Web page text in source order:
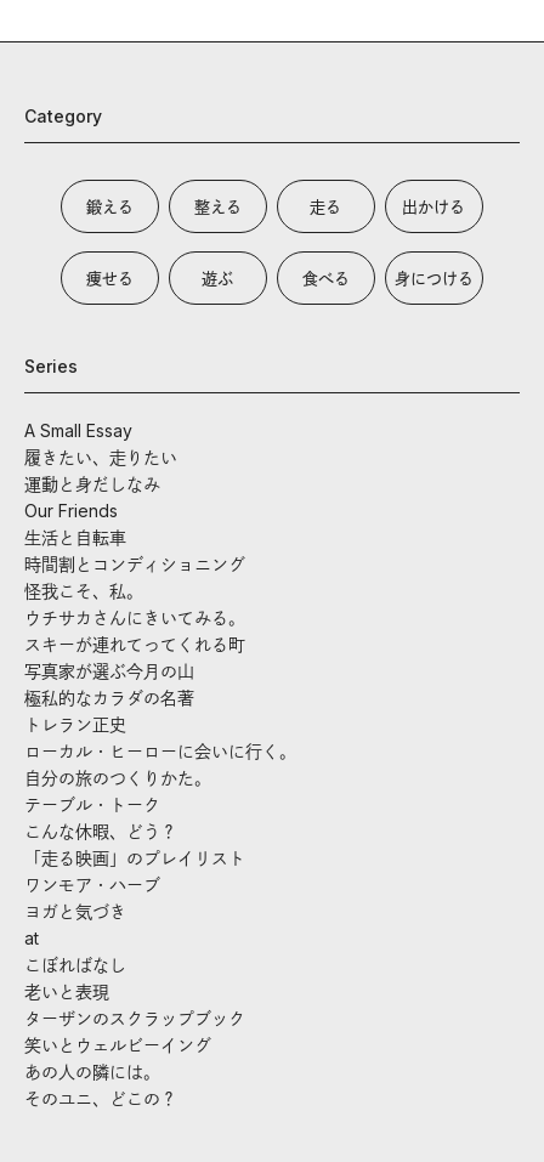
Category
鍛える 整える 走る 出かける
痩せる 遊ぶ 食べる 身につける
Series
A Small Essay
履きたい、走りたい
運動と身だしなみ
Our Friends
生活と自転車
時間割とコンディショニング
怪我こそ、私。
ウチサカさんにきいてみる。
スキーが連れてってくれる町
写真家が選ぶ今月の山
極私的なカラダの名著
トレラン正史
ローカル・ヒーローに会いに行く。
自分の旅のつくりかた。
テーブル・トーク
こんな休暇、どう？
「走る映画」のプレイリスト
ワンモア・ハーブ
ヨガと気づき
at
こぼればなし
老いと表現
ターザンのスクラップブック
笑いとウェルビーイング
あの人の隣には。
そのユニ、どこの？